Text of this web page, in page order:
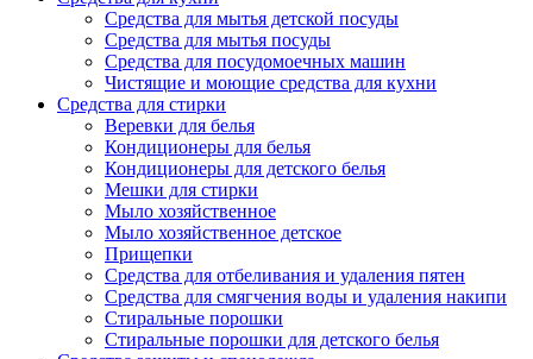
Средства для мытья детской посуды
Средства для мытья посуды
Средства для посудомоечных машин
Чистящие и моющие средства для кухни
Средства для стирки
Веревки для белья
Кондиционеры для белья
Кондиционеры для детского белья
Мешки для стирки
Мыло хозяйственное
Мыло хозяйственное детское
Прищепки
Средства для отбеливания и удаления пятен
Средства для смягчения воды и удаления накипи
Стиральные порошки
Стиральные порошки для детского белья